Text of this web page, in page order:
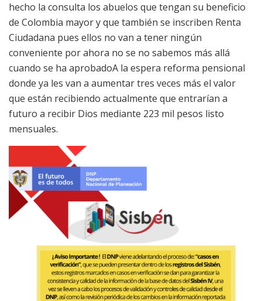
hecho la consulta los abuelos que tengan su beneficio
de Colombia mayor y que también se inscriben Renta
Ciudadana pues ellos no van a tener ningún
conveniente por ahora no se no sabemos más allá
cuando se ha aprobadoA la espera reforma pensional
donde ya les van a aumentar tres veces más el valor
que están recibiendo actualmente que entrarían a
futuro a recibir Dios mediante 223 mil pesos listo
mensuales.